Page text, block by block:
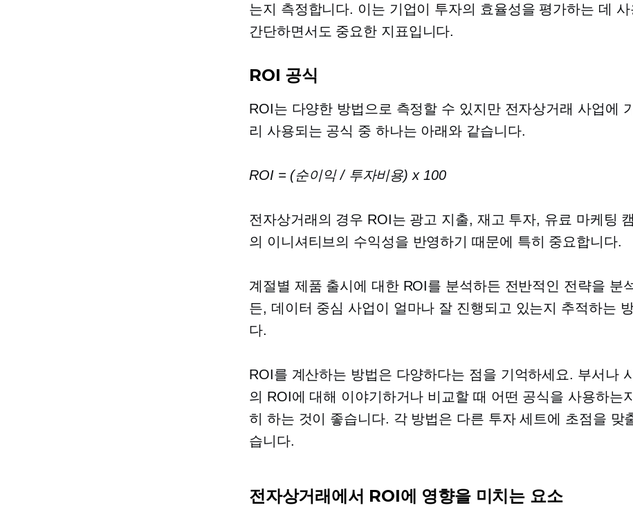
는지 측정합니다. 이는 기업이 투자의 효율성을 평가하는 데 사
간단하면서도 중요한 지표입니다.
ROI 공식
ROI는 다양한 방법으로 측정할 수 있지만 전자상거래 사업에
리 사용되는 공식 중 하나는 아래와 같습니다.
ROI = (순이익 / 투자비용) x 100
전자상거래의 경우 ROI는 광고 지출, 재고 투자, 유료 마케팅
의 이니셔티브의 수익성을 반영하기 때문에 특히 중요합니다.
계절별 제품 출시에 대한 ROI를 분석하든 전반적인 전략을 분
든, 데이터 중심 사업이 얼마나 잘 진행되고 있는지 추적하는
다.
ROI를 계산하는 방법은 다양하다는 점을 기억하세요. 부서나
의 ROI에 대해 이야기하거나 비교할 때 어떤 공식을 사용하는
히 하는 것이 좋습니다. 각 방법은 다른 투자 세트에 초점을 맞
습니다.
전자상거래에서 ROI에 영향을 미치는 요소